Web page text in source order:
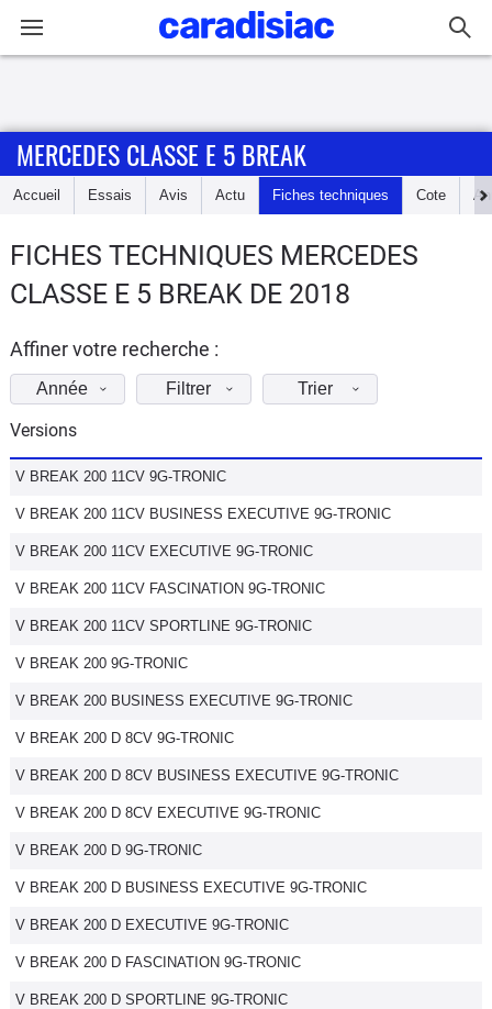
Accueil
Essais
d'achat
Electriques
Utilitaires
Flottes
Auto
Services
Forum
Marques
MERCEDES CLASSE E 5 BREAK
Accueil Essais Avis Actu Fiches techniques Cote
FICHES TECHNIQUES MERCEDES
CLASSE E 5 BREAK DE 2018
Affiner votre recherche :
Année Filtrer Trier
Versions
V BREAK 200 11CV 9G-TRONIC
V BREAK 200 11CV BUSINESS EXECUTIVE 9G-TRONIC
V BREAK 200 11CV EXECUTIVE 9G-TRONIC
V BREAK 200 11CV FASCINATION 9G-TRONIC
V BREAK 200 11CV SPORTLINE 9G-TRONIC
V BREAK 200 9G-TRONIC
V BREAK 200 BUSINESS EXECUTIVE 9G-TRONIC
V BREAK 200 D 8CV 9G-TRONIC
V BREAK 200 D 8CV BUSINESS EXECUTIVE 9G-TRONIC
V BREAK 200 D 8CV EXECUTIVE 9G-TRONIC
V BREAK 200 D 9G-TRONIC
V BREAK 200 D BUSINESS EXECUTIVE 9G-TRONIC
V BREAK 200 D EXECUTIVE 9G-TRONIC
V BREAK 200 D FASCINATION 9G-TRONIC
V BREAK 200 D SPORTLINE 9G-TRONIC